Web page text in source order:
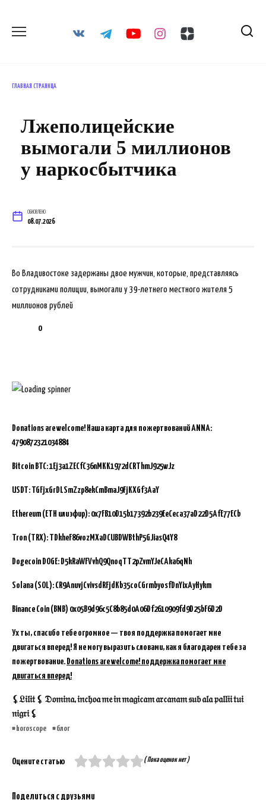
содержанию
ГЛАВНАЯ СТРАНИЦА
Лжеполицейские
вымогали 5 миллионов
у наркосбытчика
ОБНОВЛЕНО
08.07.2026
Во Владивостоке задержаны двое мужчин, которые, представляясь
сотрудниками полиции, вымогали у 39-летнего местного жителя 5
миллионов рублей
0
Donations are welcome! Наша карта для пожертвований ANNA:
4790872321034884
Bitcoin BTC:1Ej3a1ZECfC36nMKK1972dCRThmJ925wJz
USDT: TGFjxGrDLSmZzp8ekCmBmaJ9FjKXGf3AaY
Ethereum (ETH или эфир): 0x7FB10D15b17392b239EeCeca37aD22D5AfE77ECb
Tron (TRX): TDkheF86vozMXaDCUBDWBthP5GJiasQ4Y8
Dogecoin DOGE: D5kRaWFVvhQ9QnoqTT2pZvmYJeCAka6qNh
Solana (SOL): CR9AnuvjCvivsdRFjdKb35coCGrmbyosfDnYixAyHykm
Binance Coin (BNB) 0x05B9d96c5C8b85d0A06Df2610909fd9D25bF6D2D
Ух ты, спасибо тебе огромное — твоя поддержка помогает мне
двигаться вперед! Я не могу выразить словами, как я благодарен тебе за
пожертвование. Donations are welcome! поддержка помогает мне
двигаться вперед!
⚸𝔏𝔦𝔩𝔦𝔱 ⚸ 𝔇𝔬𝔪𝔦𝔫𝔞, 𝔦𝔫𝔠𝔥𝔬𝔞 𝔪𝔢 𝔦𝔫 𝔪𝔞𝔤𝔦𝔠𝔞𝔪 𝔞𝔯𝔠𝔞𝔫𝔞𝔪 𝔰𝔲𝔟 𝔞𝔩𝔞 𝔭𝔞𝔩𝔩𝔦𝔦 𝔱𝔲𝔦
𝔫𝔦𝔤𝔯𝔦 ⚸
horoscope блог
Оцените статью ( Пока оценок нет )
Поделиться с друзьями